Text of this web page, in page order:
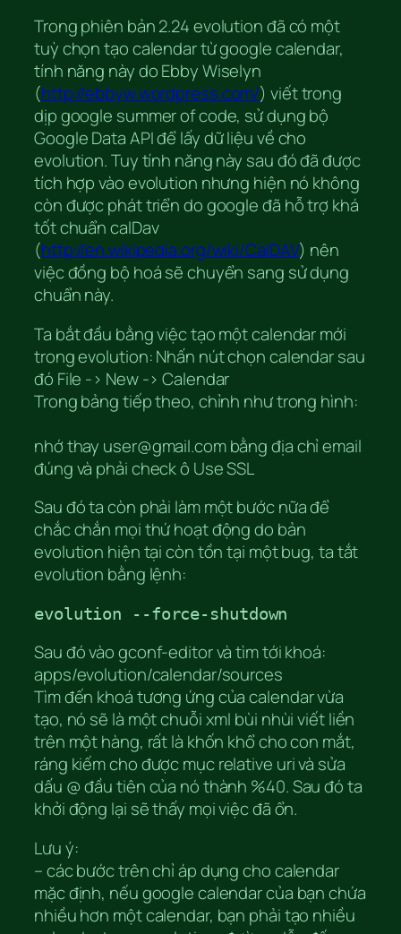
Trong phiên bản 2.24 evolution đã có một
tuỳ chọn tạo calendar từ google calendar,
tính năng này do Ebby Wiselyn
(http://ebbyw.wordpress.com/) viết trong
dịp google summer of code, sử dụng bộ
Google Data API để lấy dữ liệu về cho
evolution. Tuy tính năng này sau đó đã được
tích hợp vào evolution nhưng hiện nó không
còn được phát triển do google đã hỗ trợ khá
tốt chuẩn calDav
(http://en.wikipedia.org/wiki/CalDAV) nên
việc đồng bộ hoá sẽ chuyển sang sử dụng
chuẩn này.
Ta bắt đầu bằng việc tạo một calendar mới
trong evolution: Nhấn nút chọn calendar sau
đó File -> New -> Calendar
Trong bảng tiếp theo, chỉnh như trong hình:
nhớ thay user@gmail.com bằng địa chỉ email
đúng và phải check ô Use SSL
Sau đó ta còn phải làm một bước nữa để
chắc chắn mọi thứ hoạt động do bản
evolution hiện tại còn tồn tại một bug, ta tắt
evolution bằng lệnh:
evolution --force-shutdown
Sau đó vào gconf-editor và tìm tới khoá:
apps/evolution/calendar/sources
Tìm đến khoá tương ứng của calendar vừa
tạo, nó sẽ là một chuỗi xml bùi nhùi viết liền
trên một hàng, rất là khốn khổ cho con mắt,
ráng kiếm cho được mục relative uri và sửa
dấu @ đầu tiên của nó thành %40. Sau đó ta
khởi động lại sẽ thấy mọi việc đã ổn.
Lưu ý:
– các bước trên chỉ áp dụng cho calendar
mặc định, nếu google calendar của bạn chứa
nhiều hơn một calendar, bạn phải tạo nhiều